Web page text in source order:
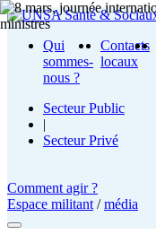
Qui
sommes-
nous ?
Contacts
locaux
Secteur Public
|
Secteur Privé
Comment agir ?
Espace militant /média